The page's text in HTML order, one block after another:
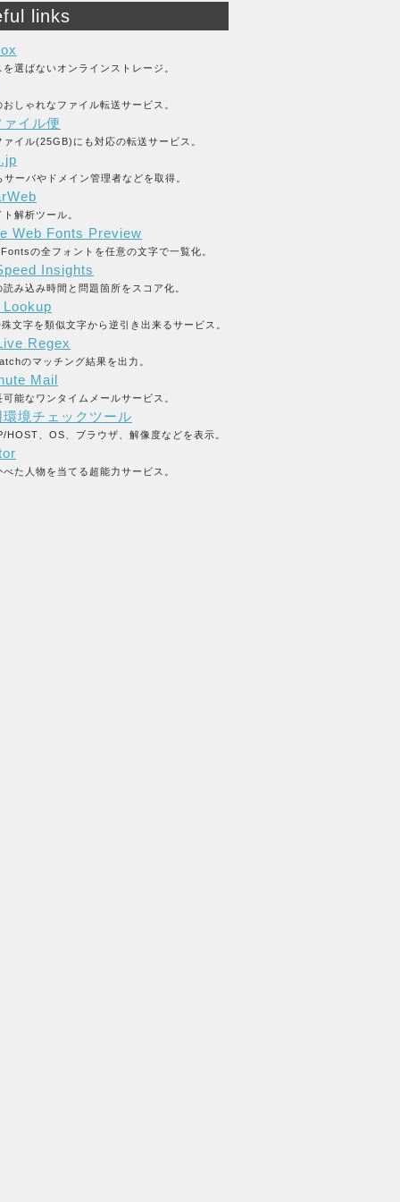
links
を選ばないオンラインストレージ。
おしゃれなファイル転送サービス。
ァイル便
ァイル(25GB)にも対応の転送サービス。
サーバやドメイン管理者などを取得。
解析ツール。
Web Fonts Preview
の全フォントを任意の文字で一覧化。
Insights
読み込み時間と問題箇所をスコア化。
文字を類似文字から逆引き出来るサービス。
Regex
のマッチング結果を出力。
Mail
可能なワンタイムメールサービス。
環境チェックツール
HOST、OS、ブラウザ、解像度などを表示。
べた人物を当てる超能力サービス。